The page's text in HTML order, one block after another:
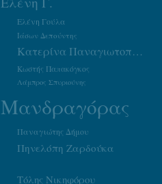
Ελένη Γούλα
Ιάσων Δεπούντης
Κατερίνα Παναγιωτοπούλου
Κωστής Παπακόγκος
Λάμπρος Σπυριούνης
Μανδραγόρας
Παναγιώτης Δήμου
Πηνελόπη Ζαρδούκα
Τόλης Νικηφόρου